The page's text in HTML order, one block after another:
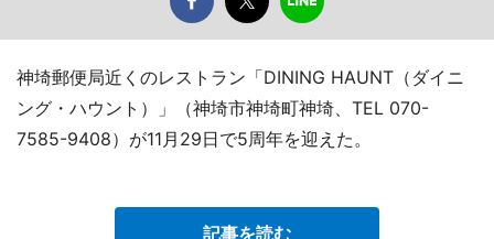
神埼郵便局近くのレストラン「DINING HAUNT（ダイニ
ング・ハウント）」（神埼市神埼町神埼、TEL 070-
7585-9408）が11月29日で5周年を迎えた。
記事を読む